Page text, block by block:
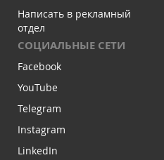
Написать в рекламный
отдел
СОЦИАЛЬНЫЕ СЕТИ
Facebook
YouTube
Telegram
Instagram
LinkedIn